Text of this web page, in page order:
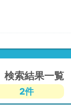
検索結果一覧
2件